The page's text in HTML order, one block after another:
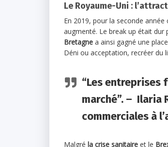
Le Royaume-Uni :
En 2019, pour la seconde
augmenté. Le break up était
Bretagne a ainsi gagné une
Déni ou acceptation, recréer du
“Les entreprises
marché”. – Ilaria
commerciales à
Malgré la crise sanitaire et le